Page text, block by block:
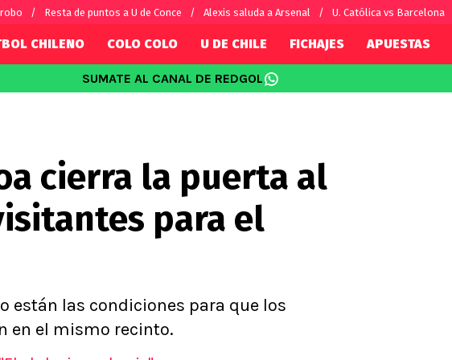
Resta de puntos a U de Conce Alexis saluda a Arsenal U. Católica vs Barcelona
por el mundo
Fútbol Argentino
Fútbol Brasileño
Conference League
Ligue 1
CHILENO COLO COLO U DE CHILE FICHAJES APUESTAS
SUMATE AL CANAL DE REDGOL
cierra la puerta al
para el
están las condiciones para que los
en el mismo recinto.